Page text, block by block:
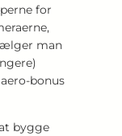
for
man
bonus
bygge